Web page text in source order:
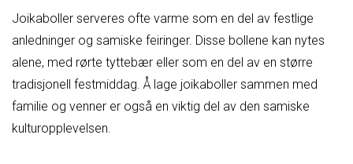
Joikaboller serveres ofte varme som en del av festlige
anledninger og samiske feiringer. Disse bollene kan nytes
alene, med rørte tyttebær eller som en del av en større
tradisjonell festmiddag. Å lage joikaboller sammen med
familie og venner er også en viktig del av den samiske
kulturopplevelsen.